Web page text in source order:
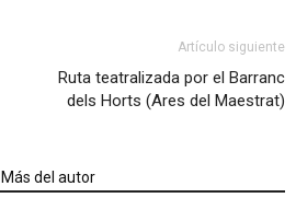
Artículo siguiente
Ruta teatralizada por el Barranc
dels Horts (Ares del Maestrat)
Más del autor